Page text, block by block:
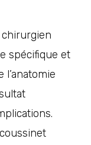
spécifique et